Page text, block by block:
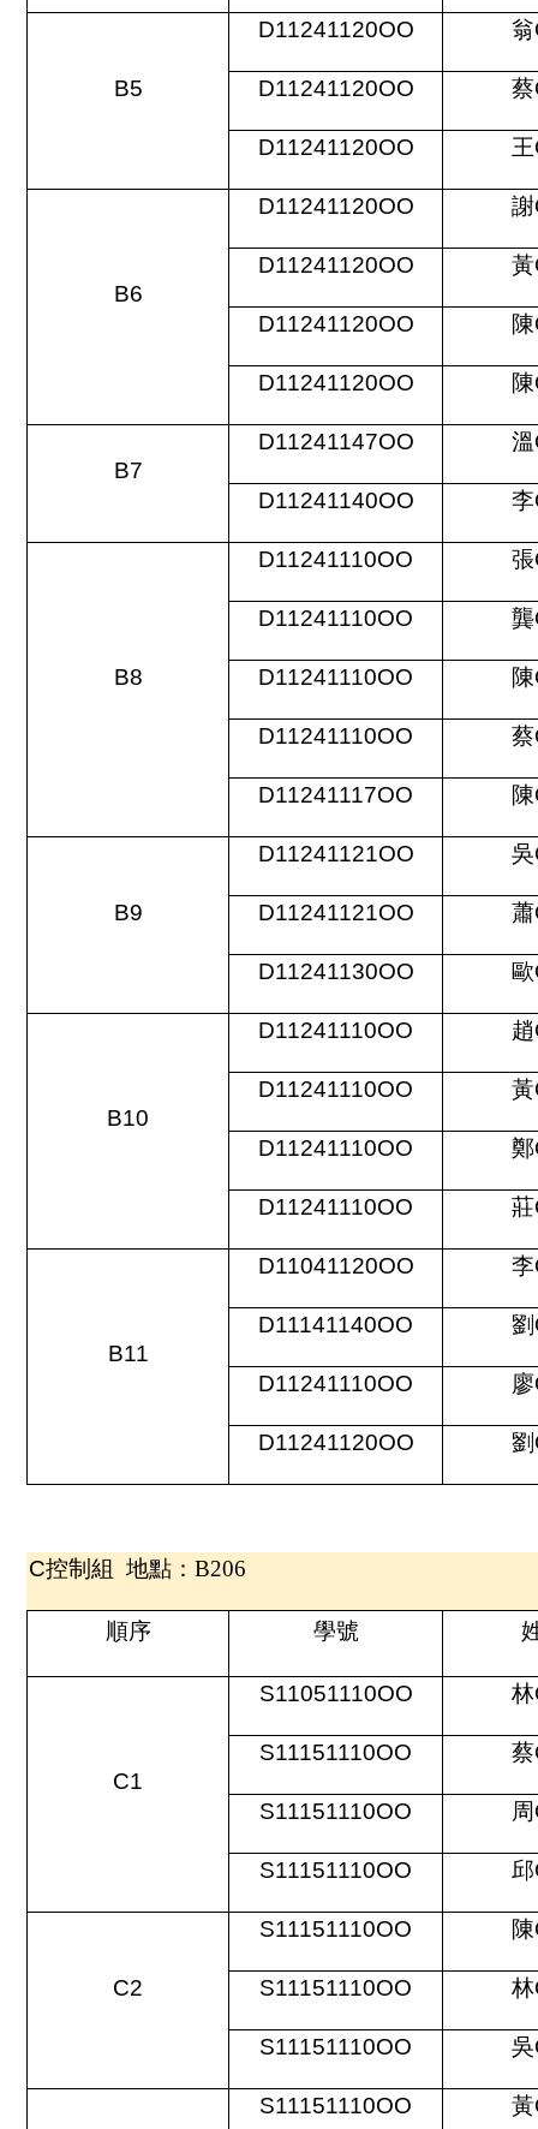
B5
D11241120OO 翁
D11241120OO 蔡
D11241120OO 王
B6
D11241120OO 謝
D11241120OO 黃
D11241120OO 陳
D11241120OO 陳
B7
D11241147OO 溫
D11241140OO 李
B8
D11241110OO 張
D11241110OO 龔
D11241110OO 陳
D11241110OO 蔡
D11241117OO 陳
B9
D11241121OO 吳
D11241121OO 蕭
D11241130OO 歐
B10
D11241110OO 趙
D11241110OO 黃
D11241110OO 鄭
D11241110OO 莊
B11
D11041120OO 李
D11141140OO 劉
D11241110OO 廖
D11241120OO 劉
C控制組 地點：B206
順序 學號
C1
S11051110OO 林
S11151110OO 蔡
S11151110OO 周
S11151110OO 邱
C2
S11151110OO 陳
S11151110OO 林
S11151110OO 吳
S11151110OO 黃